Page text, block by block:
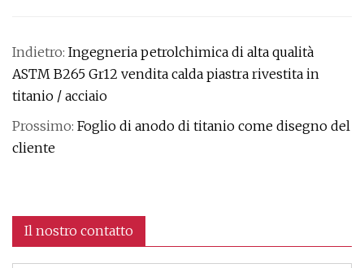
Indietro: Ingegneria petrolchimica di alta qualità
ASTM B265 Gr12 vendita calda piastra rivestita in
titanio / acciaio
Prossimo: Foglio di anodo di titanio come disegno del
cliente
Il nostro contatto